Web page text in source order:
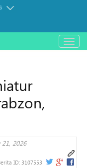
باز
و
21, 2026
ID: 3107553